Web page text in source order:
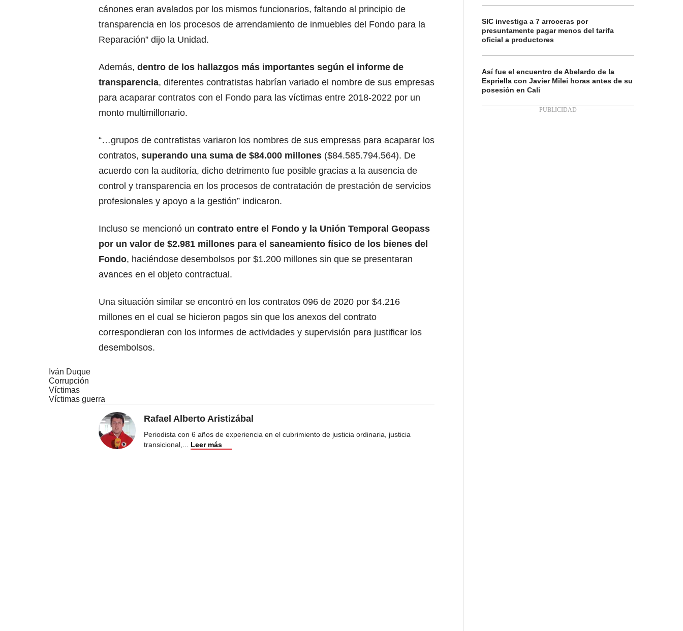
cánones eran avalados por los mismos funcionarios, faltando al principio de
transparencia en los procesos de arrendamiento de inmuebles del Fondo para la
Reparación” dijo la Unidad.
Además, dentro de los hallazgos más importantes según el informe de
transparencia, diferentes contratistas habrían variado el nombre de sus empresas
para acaparar contratos con el Fondo para las víctimas entre 2018-2022 por un
monto multimillonario.
“…grupos de contratistas variaron los nombres de sus empresas para acaparar los
contratos, superando una suma de $84.000 millones ($84.585.794.564). De
acuerdo con la auditoría, dicho detrimento fue posible gracias a la ausencia de
control y transparencia en los procesos de contratación de prestación de servicios
profesionales y apoyo a la gestión” indicaron.
Incluso se mencionó un contrato entre el Fondo y la Unión Temporal Geopass
por un valor de $2.981 millones para el saneamiento físico de los bienes del
Fondo, haciéndose desembolsos por $1.200 millones sin que se presentaran
avances en el objeto contractual.
Una situación similar se encontró en los contratos 096 de 2020 por $4.216
millones en el cual se hicieron pagos sin que los anexos del contrato
correspondieran con los informes de actividades y supervisión para justificar los
desembolsos.
Iván Duque
Corrupción
Víctimas
Víctimas guerra
Rafael Alberto Aristizábal
Periodista con 6 años de experiencia en el cubrimiento de justicia ordinaria, justicia
transicional,... Leer más
SIC investiga a 7 arroceras por
presuntamente pagar menos del tarifa
oficial a productores
Así fue el encuentro de Abelardo de la
Espriella con Javier Milei horas antes de su
posesión en Cali